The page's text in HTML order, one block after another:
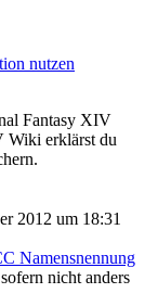
nutzen
Fantasy XIV
Wiki erklärst du
2012 um 18:31
Namensnennung
nicht anders